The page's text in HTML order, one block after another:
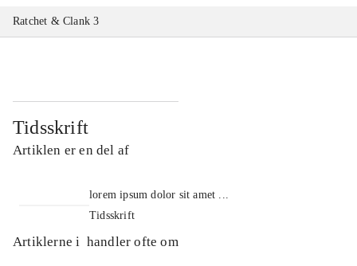
Ratchet & Clank 3
Tidsskrift
Artiklen er en del af
lorem ipsum dolor sit amet ...
Tidsskrift
Artiklerne i handler ofte om